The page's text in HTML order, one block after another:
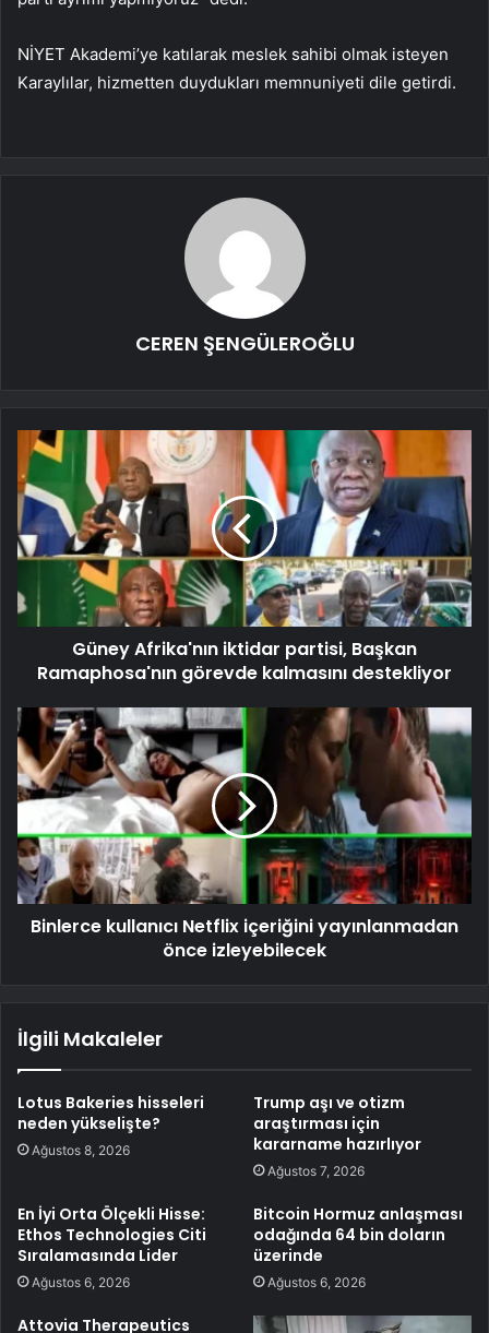
NİYET Akademi’ye katılarak meslek sahibi olmak isteyen
Karaylılar, hizmetten duydukları memnuniyeti dile getirdi.
CEREN ŞENGÜLEROĞLU
Güney Afrika'nın iktidar partisi, Başkan
Ramaphosa'nın görevde kalmasını destekliyor
Binlerce kullanıcı Netflix içeriğini yayınlanmadan
önce izleyebilecek
İlgili Makaleler
Lotus Bakeries hisseleri
neden yükselişte?
Ağustos 8, 2026
Trump aşı ve otizm
araştırması için
kararname hazırlıyor
Ağustos 7, 2026
En İyi Orta Ölçekli Hisse:
Ethos Technologies Citi
Sıralamasında Lider
Ağustos 6, 2026
Bitcoin Hormuz anlaşması
odağında 64 bin doların
üzerinde
Ağustos 6, 2026
Attovia Therapeutics